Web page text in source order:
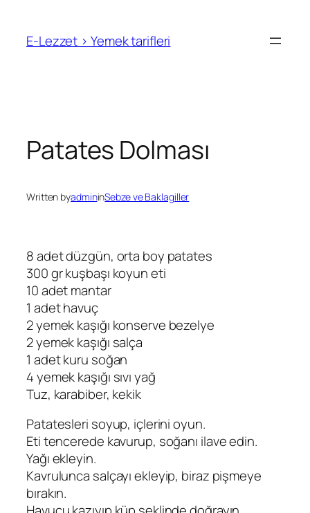
E-Lezzet › Yemek tarifleri
Patates Dolması
Written byadmininSebze ve Baklagiller
8 adet düzgün, orta boy patates
300 gr kuşbaşı koyun eti
10 adet mantar
1 adet havuç
2 yemek kaşığı konserve bezelye
2 yemek kaşığı salça
1 adet kuru soğan
4 yemek kaşığı sıvı yağ
Tuz, karabiber, kekik
Patatesleri soyup, içlerini oyun.
Eti tencerede kavurup, soğanı ilave edin.
Yağı ekleyin.
Kavrulunca salçayı ekleyip, biraz pişmeye
bırakın.